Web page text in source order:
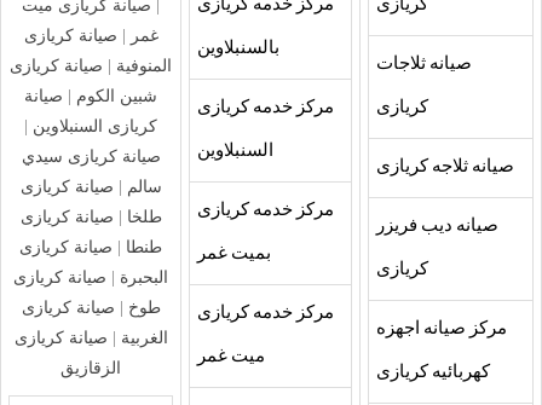
كريازى
صيانه ثلاجات
كريازى
صيانه ثلاجه كريازى
صيانه ديب فريزر
كريازى
مركز صيانه اجهزه
كهربائيه كريازى
مركز خدمه كريازى
بالسنبلاوين
مركز خدمه كريازى
السنبلاوين
مركز خدمه كريازى
بميت غمر
مركز خدمه كريازى
ميت غمر
صيانة كريازى ميت
غمر
صيانة كريازى
المنوفية
صيانة كريازى
شبين الكوم
صيانة
كريازى السنبلاوين
صيانة كريازى سيدي
سالم
صيانة كريازى
طلخا
صيانة كريازى
طنطا
صيانة كريازى
البحبرة
صيانة كريازى
طوخ
صيانة كريازى
الغربية
صيانة كريازى
الزقازيق